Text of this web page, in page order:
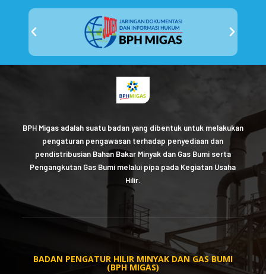
BPH Migas adalah suatu badan yang dibentuk untuk melakukan
pengaturan pengawasan terhadap penyediaan dan
pendistribusian Bahan Bakar Minyak dan Gas Bumi serta
Pengangkutan Gas Bumi melalui pipa pada Kegiatan Usaha
Hilir.
BADAN PENGATUR HILIR MINYAK DAN GAS BUMI
(BPH MIGAS)